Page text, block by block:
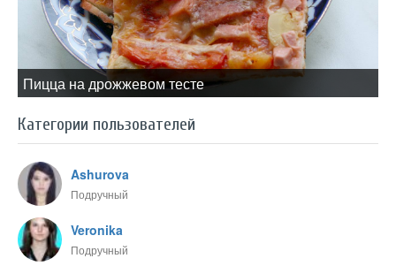
Пицца на дрожжевом тесте
Категории пользователей
Ashurova
Подручный
Veronika
Подручный